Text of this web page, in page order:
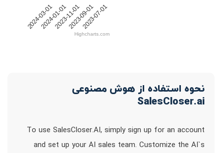
2024-03-01
2024-01-012023-11-012023-09-012023-07-01
Highcharts.com
نحوه استفاده از هوش مصنوعی
SalesCloser.ai
To use SalesCloser.AI, simply sign up for an account
and set up your AI sales team. Customize the AI`s